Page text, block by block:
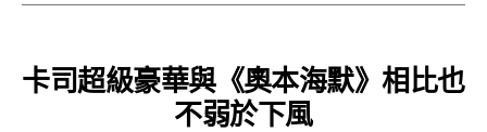
卡司超級豪華與《奧本海默》相比也
不弱於下風